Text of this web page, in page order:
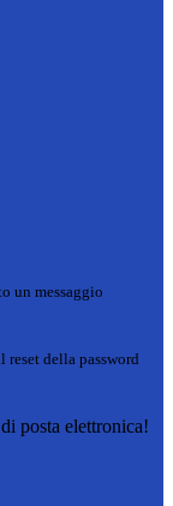
un messaggio
reset della password
posta elettronica!